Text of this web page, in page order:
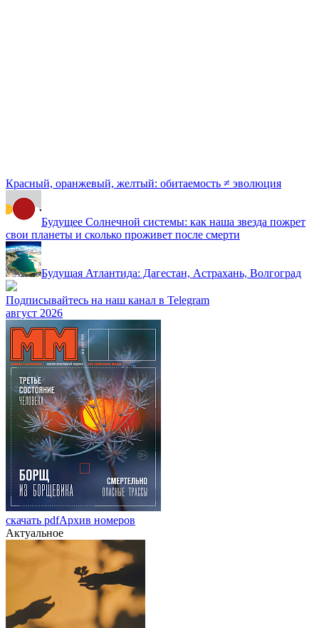
Красный, оранжевый, желтый: обитаемость ≠ эволюция
Будущее Солнечной системы: как наша звезда пожрет
свои планеты и сколько проживет после смерти
Будущая Атлантида: Дагестан, Астрахань, Волгоград
Подписывайтесь на наш канал в Telegram
август 2026
скачать pdfАрхив номеров
Актуальное